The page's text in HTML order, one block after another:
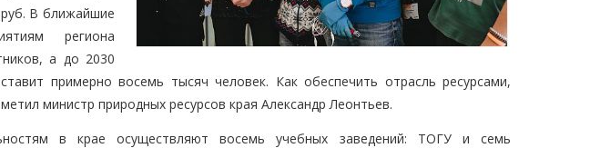
В ближайшие
региона
а до 2030
примерно восемь тысяч человек. Как обеспечить отрасль ресурсами,
министр природных ресурсов края Александр Леонтьев.
в крае осуществляют восемь учебных заведений: ТОГУ и семь